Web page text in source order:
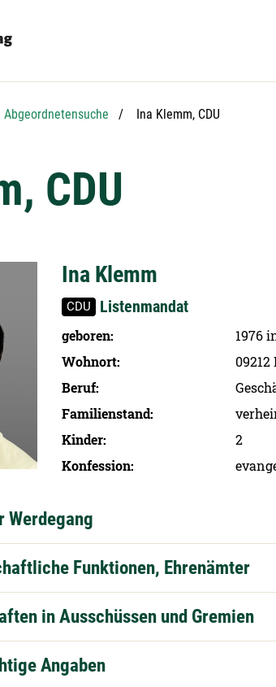
Abgeordnetensuche Aktuelle Seite:
Ina Klemm, CDU
CDU
Ina Klemm
CDU Listenmandat
geboren
1976
Wohnort
Beruf
Familien­stand
Kinder
2
Konfession
Werdegang
Funktionen, Ehrenämter
in Ausschüssen und Gremien
Angaben